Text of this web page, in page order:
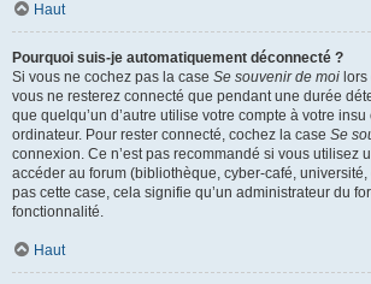
Haut
Pourquoi suis-je automatiquement déconnecté ?
Si vous ne cochez pas la case Se souvenir de moi
vous ne resterez connecté que pendant une durée
que quelqu’un d’autre utilise votre compte à votre
ordinateur. Pour rester connecté, cochez la case Se
connexion. Ce n’est pas recommandé si vous utilisez
accéder au forum (bibliothèque, cyber-café,
pas cette case, cela signifie qu’un administrateur du
fonctionnalité.
Haut